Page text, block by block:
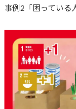
事例2「困っている